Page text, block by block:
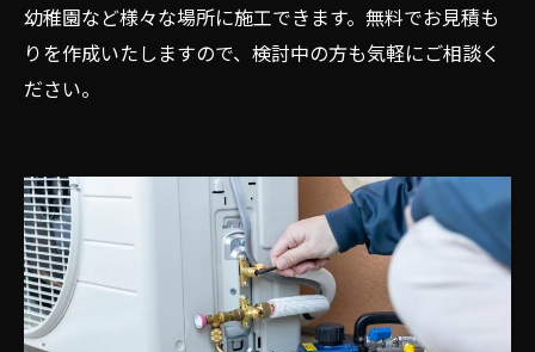
幼稚園など様々な場所に施工できます。無料でお見積も
りを作成いたしますので、検討中の方も気軽にご相談く
ださい。